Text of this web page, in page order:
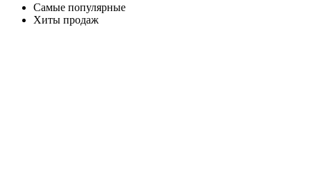
Самые популярные
Хиты продаж